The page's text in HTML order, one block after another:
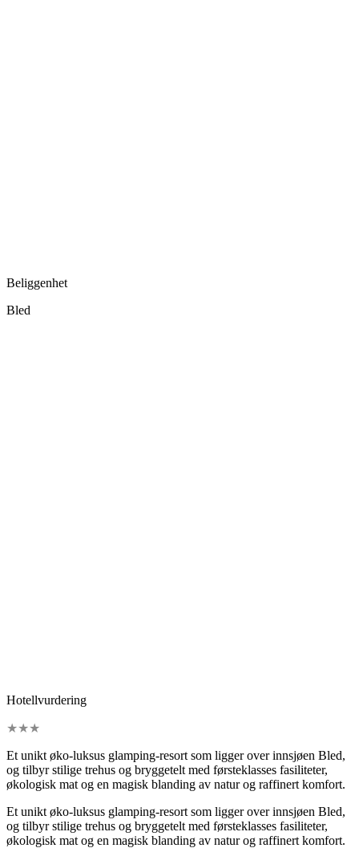
Beliggenhet
Bled
Hotellvurdering
★★★
Et unikt øko-luksus glamping-resort som ligger over innsjøen Bled,
og tilbyr stilige trehus og bryggetelt med førsteklasses fasiliteter,
økologisk mat og en magisk blanding av natur og raffinert komfort.
Et unikt øko-luksus glamping-resort som ligger over innsjøen Bled,
og tilbyr stilige trehus og bryggetelt med førsteklasses fasiliteter,
økologisk mat og en magisk blanding av natur og raffinert komfort.